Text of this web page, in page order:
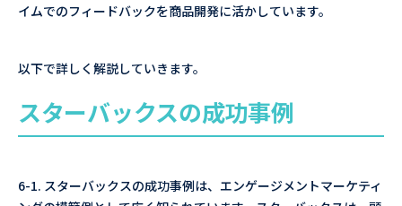
イムでのフィードバックを商品開発に活かしています。
以下で詳しく解説していきます。
スターバックスの成功事例
6-1. スターバックスの成功事例は、エンゲージメントマーケティ